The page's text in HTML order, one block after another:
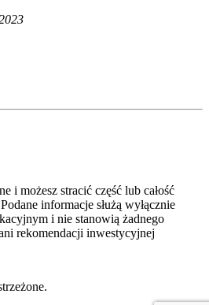
i możesz stracić część lub całość
informacje służą wyłącznie
i nie stanowią żadnego
rekomendacji inwestycyjnej